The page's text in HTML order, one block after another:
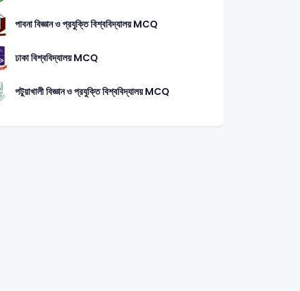
পাবনা বিজ্ঞান ও প্রযুক্তি বিশ্ববিদ্যালয় MCQ
ঢাকা বিশ্ববিদ্যালয় MCQ
পটুয়াখালী বিজ্ঞান ও প্রযুক্তি বিশ্ববিদ্যালয় MCQ